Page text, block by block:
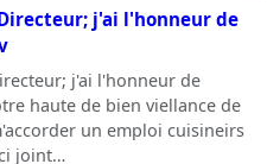
j'ai l'honneur de
j'ai l'honneur de
haute de bien viellance de
un emploi cuisineirs
joint…